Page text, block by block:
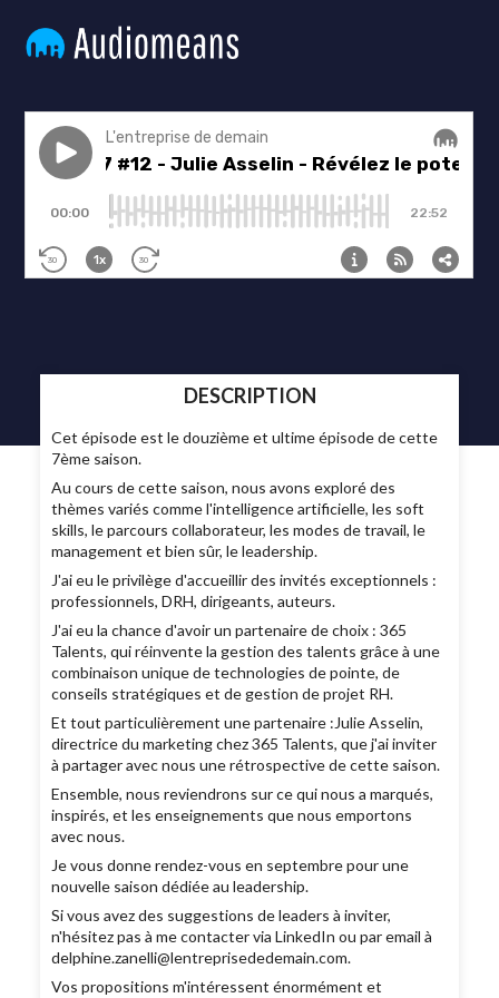
DESCRIPTION
Cet épisode est le douzième et ultime épisode de cette
7ème saison.
Au cours de cette saison, nous avons exploré des
thèmes variés comme l'intelligence artificielle, les soft
skills, le parcours collaborateur, les modes de travail, le
management et bien sûr, le leadership.
J'ai eu le privilège d'accueillir des invités exceptionnels :
professionnels, DRH, dirigeants, auteurs.
J'ai eu la chance d'avoir un partenaire de choix : 365
Talents, qui réinvente la gestion des talents grâce à une
combinaison unique de technologies de pointe, de
conseils stratégiques et de gestion de projet RH.
Et tout particulièrement une partenaire :Julie Asselin,
directrice du marketing chez 365 Talents, que j'ai inviter
à partager avec nous une rétrospective de cette saison.
Ensemble, nous reviendrons sur ce qui nous a marqués,
inspirés, et les enseignements que nous emportons
avec nous.
Je vous donne rendez-vous en septembre pour une
nouvelle saison dédiée au leadership.
Si vous avez des suggestions de leaders à inviter,
n'hésitez pas à me contacter via LinkedIn ou par email à
delphine.zanelli@lentreprisededemain.com.
Vos propositions m'intéressent énormément et